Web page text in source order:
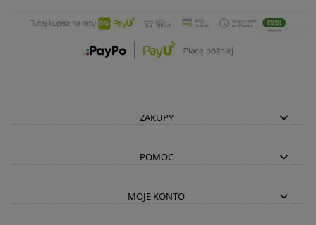
ZAKUPY
POMOC
MOJE KONTO